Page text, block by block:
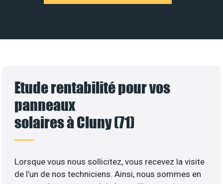
Etude rentabilité pour vos
panneaux
solaires à Cluny (71)
Lorsque vous nous sollicitez, vous recevez la visite
de l’un de nos techniciens. Ainsi, nous sommes en